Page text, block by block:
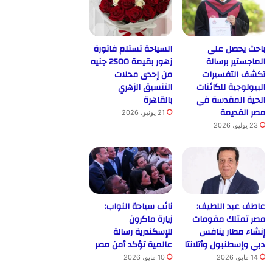
باحث يحصل على
الماجستير برسالة
تكشف التفسيرات
البيولوجية للكائنات
الحية المقدسة في
مصر القديمة
23 يوليو، 2026
السياحة تستلم فاتورة
زهور بقيمة 2500 جنيه
من إحدى محلات
التنسيق الزهري
بالقاهرة
21 يونيو، 2026
عاطف عبد اللطيف:
مصر تمتلك مقومات
إنشاء مطار ينافس
دبي وإسطنبول وأتلانتا
14 مايو، 2026
نائب سياحة النواب:
زيارة ماكرون
للإسكندرية رسالة
عالمية تؤكد أمن مصر
10 مايو، 2026